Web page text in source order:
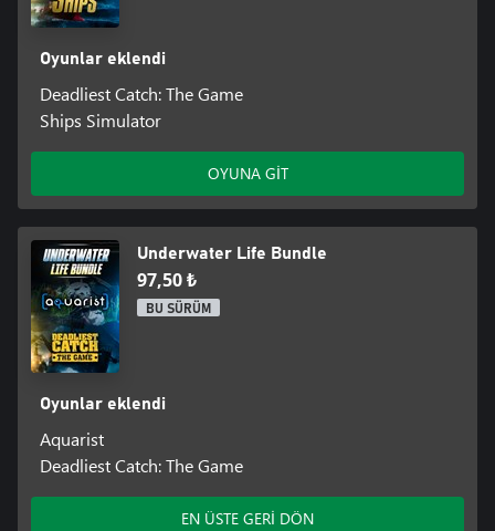
Oyunlar eklendi
Deadliest Catch: The Game
Ships Simulator
OYUNA GİT
Underwater Life Bundle
97,50 ₺
BU SÜRÜM
Oyunlar eklendi
Aquarist
Deadliest Catch: The Game
EN ÜSTE GERİ DÖN